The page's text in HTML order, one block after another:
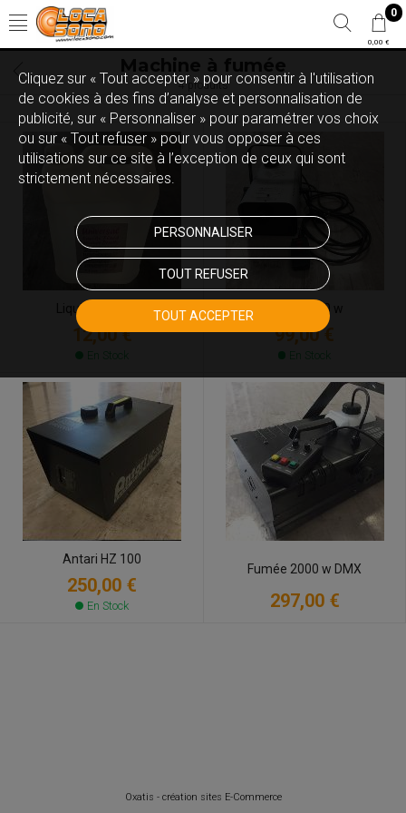
0
0,00 €
4 produits
Liquide à fumée
12,00 €
En Stock
Fumée 700 w
99,00 €
En Stock
Antari HZ 100
250,00 €
En Stock
Fumée 2000 w DMX
297,00 €
Cliquez sur « Tout accepter » pour consentir à l'utilisation
de cookies à des fins d’analyse et personnalisation de
publicité, sur « Personnaliser » pour paramétrer vos choix
ou sur « Tout refuser » pour vous opposer à ces
utilisations sur ce site à l’exception de ceux qui sont
strictement nécessaires.
PERSONNALISER
TOUT REFUSER
TOUT ACCEPTER
Oxatis - création sites E-Commerce